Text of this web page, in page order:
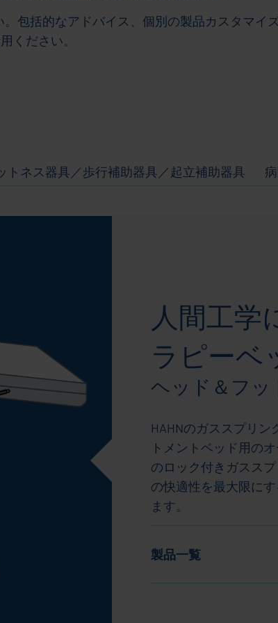
包括的なアドバイス、個別の製品カスタマイ
ください。
トネス器具／歩行補助器具／起立補助器具
人間工学
ラピーベ
ヘッド＆フッ
HAHNのガススプリ
トメントベッド用の
のロック付きガスス
の快適性を最大限に
ます。
製品一覧